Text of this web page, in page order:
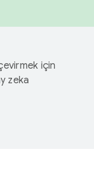
için
zeka